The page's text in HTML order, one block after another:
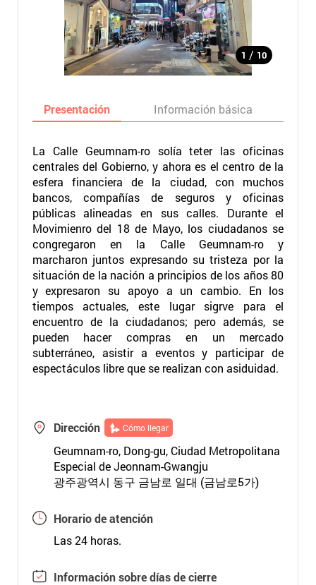
1 / 10
Presentación Información básica
La Calle Geumnam-ro solía teter las oficinas
centrales del Gobierno, y ahora es el centro de la
esfera financiera de la ciudad, con muchos
bancos, compañías de seguros y oficinas
públicas alineadas en sus calles. Durante el
Movimienro del 18 de Mayo, los ciudadanos se
congregaron en la Calle Geumnam-ro y
marcharon juntos expresando su tristeza por la
situación de la nación a principios de los años 80
y expresaron su apoyo a un cambio. En los
tiempos actuales, este lugar sigrve para el
encuentro de la ciudadanos; pero además, se
pueden hacer compras en un mercado
subterráneo, asistir a eventos y participar de
espectáculos libre que se realizan con asiduidad.
Dirección Cómo llegar
Geumnam-ro, Dong-gu, Ciudad Metropolitana
Especial de Jeonnam-Gwangju
광주광역시 동구 금남로 일대 (금남로5가)
Horario de atención
Las 24 horas.
Información sobre días de cierre